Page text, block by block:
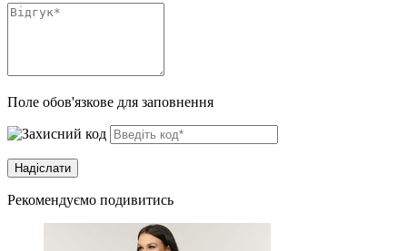
Поле обов'язкове для заповнення
Рекомендуємо подивитись